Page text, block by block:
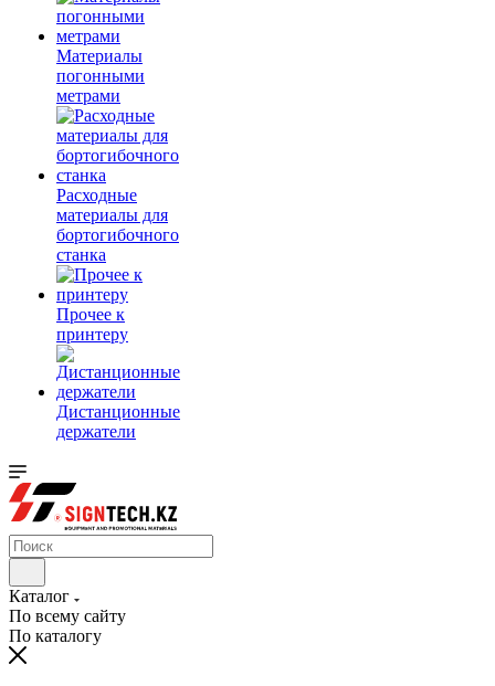
Материалы
погонными
метрами
Расходные
материалы для
бортогибочного
станка
Прочее к
принтеру
Дистанционные
держатели
Каталог
По всему сайту
По каталогу